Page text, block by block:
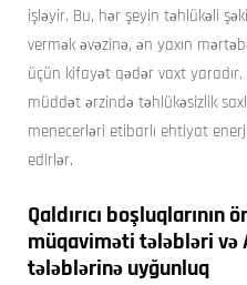
işləyir. Bu, hər şeyin təhlükəli
vermək əvəzinə, ən yaxın
üçün kifayət qədər vaxt yaradır.
müddət ərzində təhlükəsizlik
menecerləri etibarlı ehtiyat
edirlər.
Qaldırıcı boşluqlarının
müqaviməti tələbləri və
tələblərinə uyğunluq